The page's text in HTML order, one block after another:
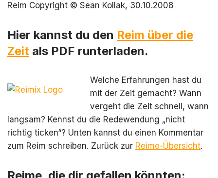
Reim Copyright © Sean Kollak, 30.10.2008
Hier kannst du den Reim über die
Zeit als PDF runterladen.
Welche Erfahrungen hast du
mit der Zeit gemacht? Wann
vergeht die Zeit schnell, wann
langsam? Kennst du die Redewendung „nicht
richtig ticken“? Unten kannst du einen Kommentar
zum Reim schreiben. Zurück zur Reime-Übersicht.